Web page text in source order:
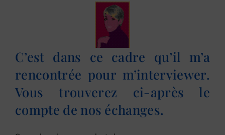
C’est dans ce cadre qu’il m’a
rencontrée pour m’interviewer.
Vous trouverez ci-après le
compte de nos échanges.